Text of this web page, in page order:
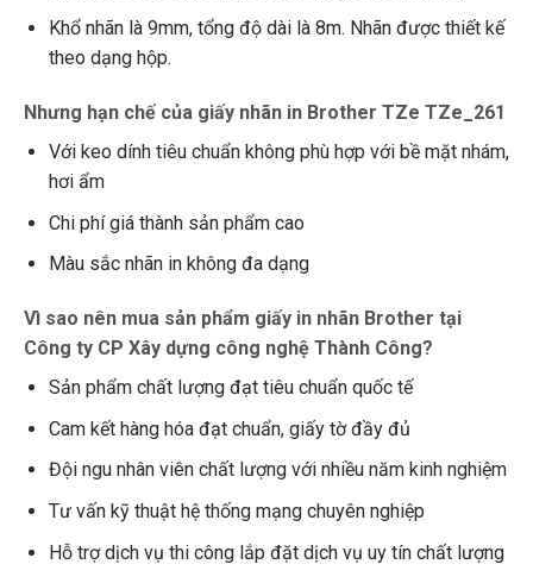
Khổ nhãn là 9mm, tổng độ dài là 8m. Nhãn được thiết kế
theo dạng hộp.
Nhưng hạn chế của giấy nhãn in Brother TZe TZe_261
Với keo dính tiêu chuẩn không phù hợp với bề mặt nhám,
hơi ẩm
Chi phí giá thành sản phẩm cao
Màu sắc nhãn in không đa dạng
Vì sao nên mua sản phẩm giấy in nhãn Brother tại
Công ty CP Xây dựng công nghệ Thành Công?
Sản phẩm chất lượng đạt tiêu chuẩn quốc tế
Cam kết hàng hóa đạt chuẩn, giấy tờ đầy đủ
Đội ngu nhân viên chất lượng với nhiều năm kinh nghiệm
Tư vấn kỹ thuật hệ thống mạng chuyên nghiệp
Hỗ trợ dịch vụ thi công lắp đặt dịch vụ uy tín chất lượng